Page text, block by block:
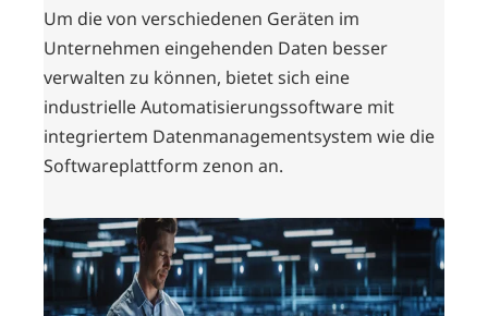
Um die von verschiedenen Geräten im
Unternehmen eingehenden Daten besser
verwalten zu können, bietet sich eine
industrielle Automatisierungssoftware mit
integriertem Datenmanagementsystem wie die
Softwareplattform zenon an.